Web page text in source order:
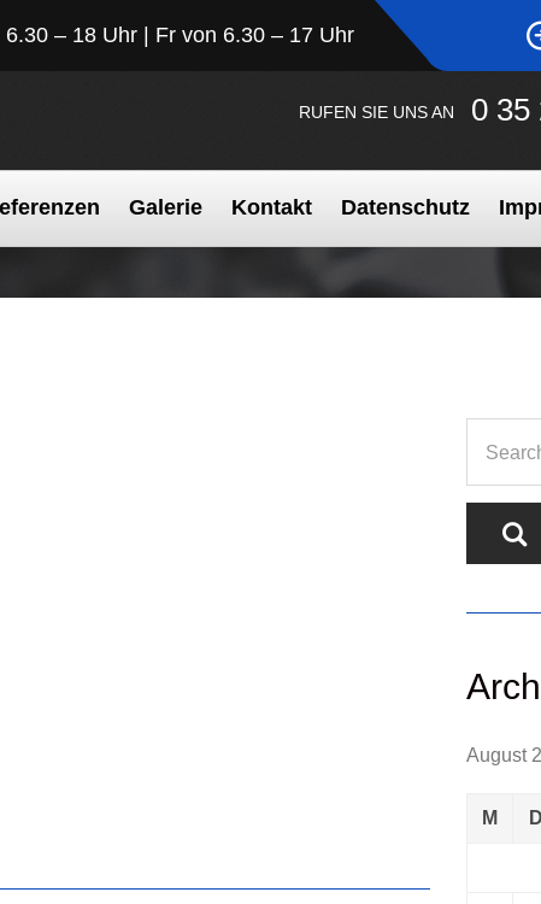
– 18 Uhr | Fr von 6.30 – 17 Uhr
RUFEN SIE UNS AN 0 35
Galerie Kontakt Datenschutz
August
M D